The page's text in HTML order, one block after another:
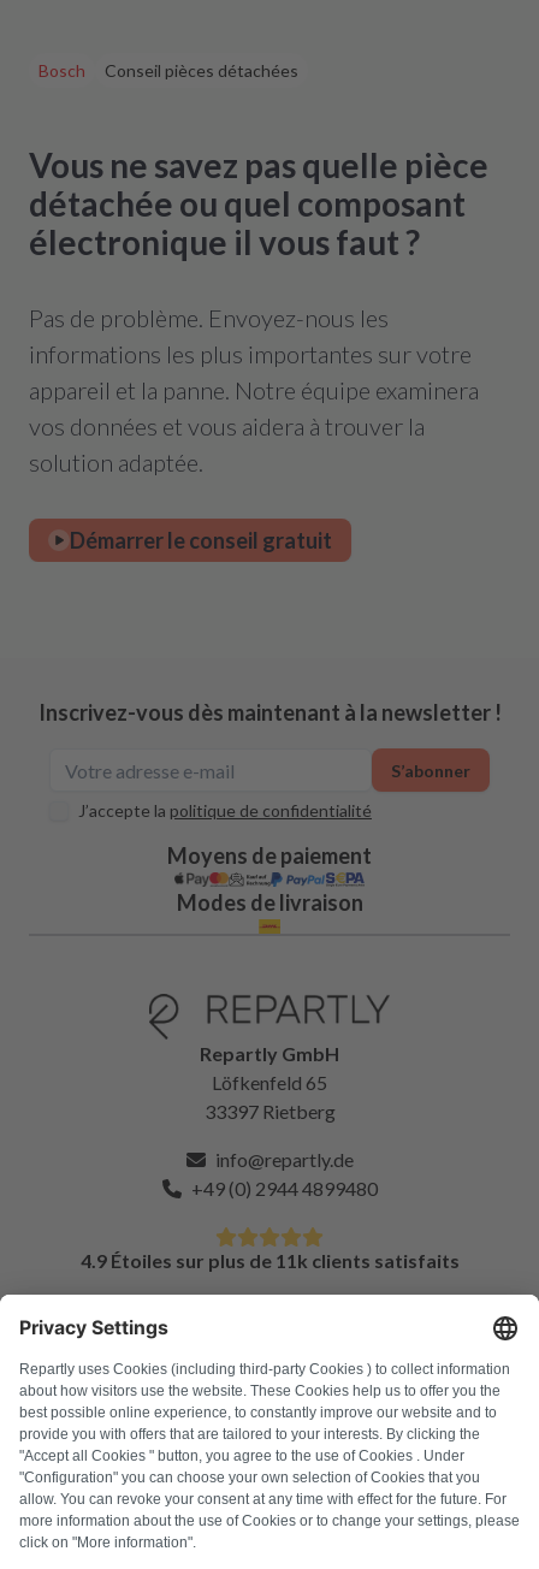
Bosch Conseil pièces détachées
Vous ne savez pas quelle pièce
détachée ou quel composant
électronique il vous faut ?
Pas de problème. Envoyez-nous les
informations les plus importantes sur votre
appareil et la panne. Notre équipe examinera
vos données et vous aidera à trouver la
solution adaptée.
Démarrer le conseil gratuit
Inscrivez-vous dès maintenant à la newsletter !
J’accepte la politique de confidentialité
S’abonner
Moyens de paiement
Modes de livraison
Repartly GmbH
Löfkenfeld 65
33397 Rietberg
info@repartly.de
+49 (0) 2944 4899480
4.9 Étoiles sur plus de 11k clients satisfaits
FAQ
Tous les codes d'erreur
À propos de nous
Presse